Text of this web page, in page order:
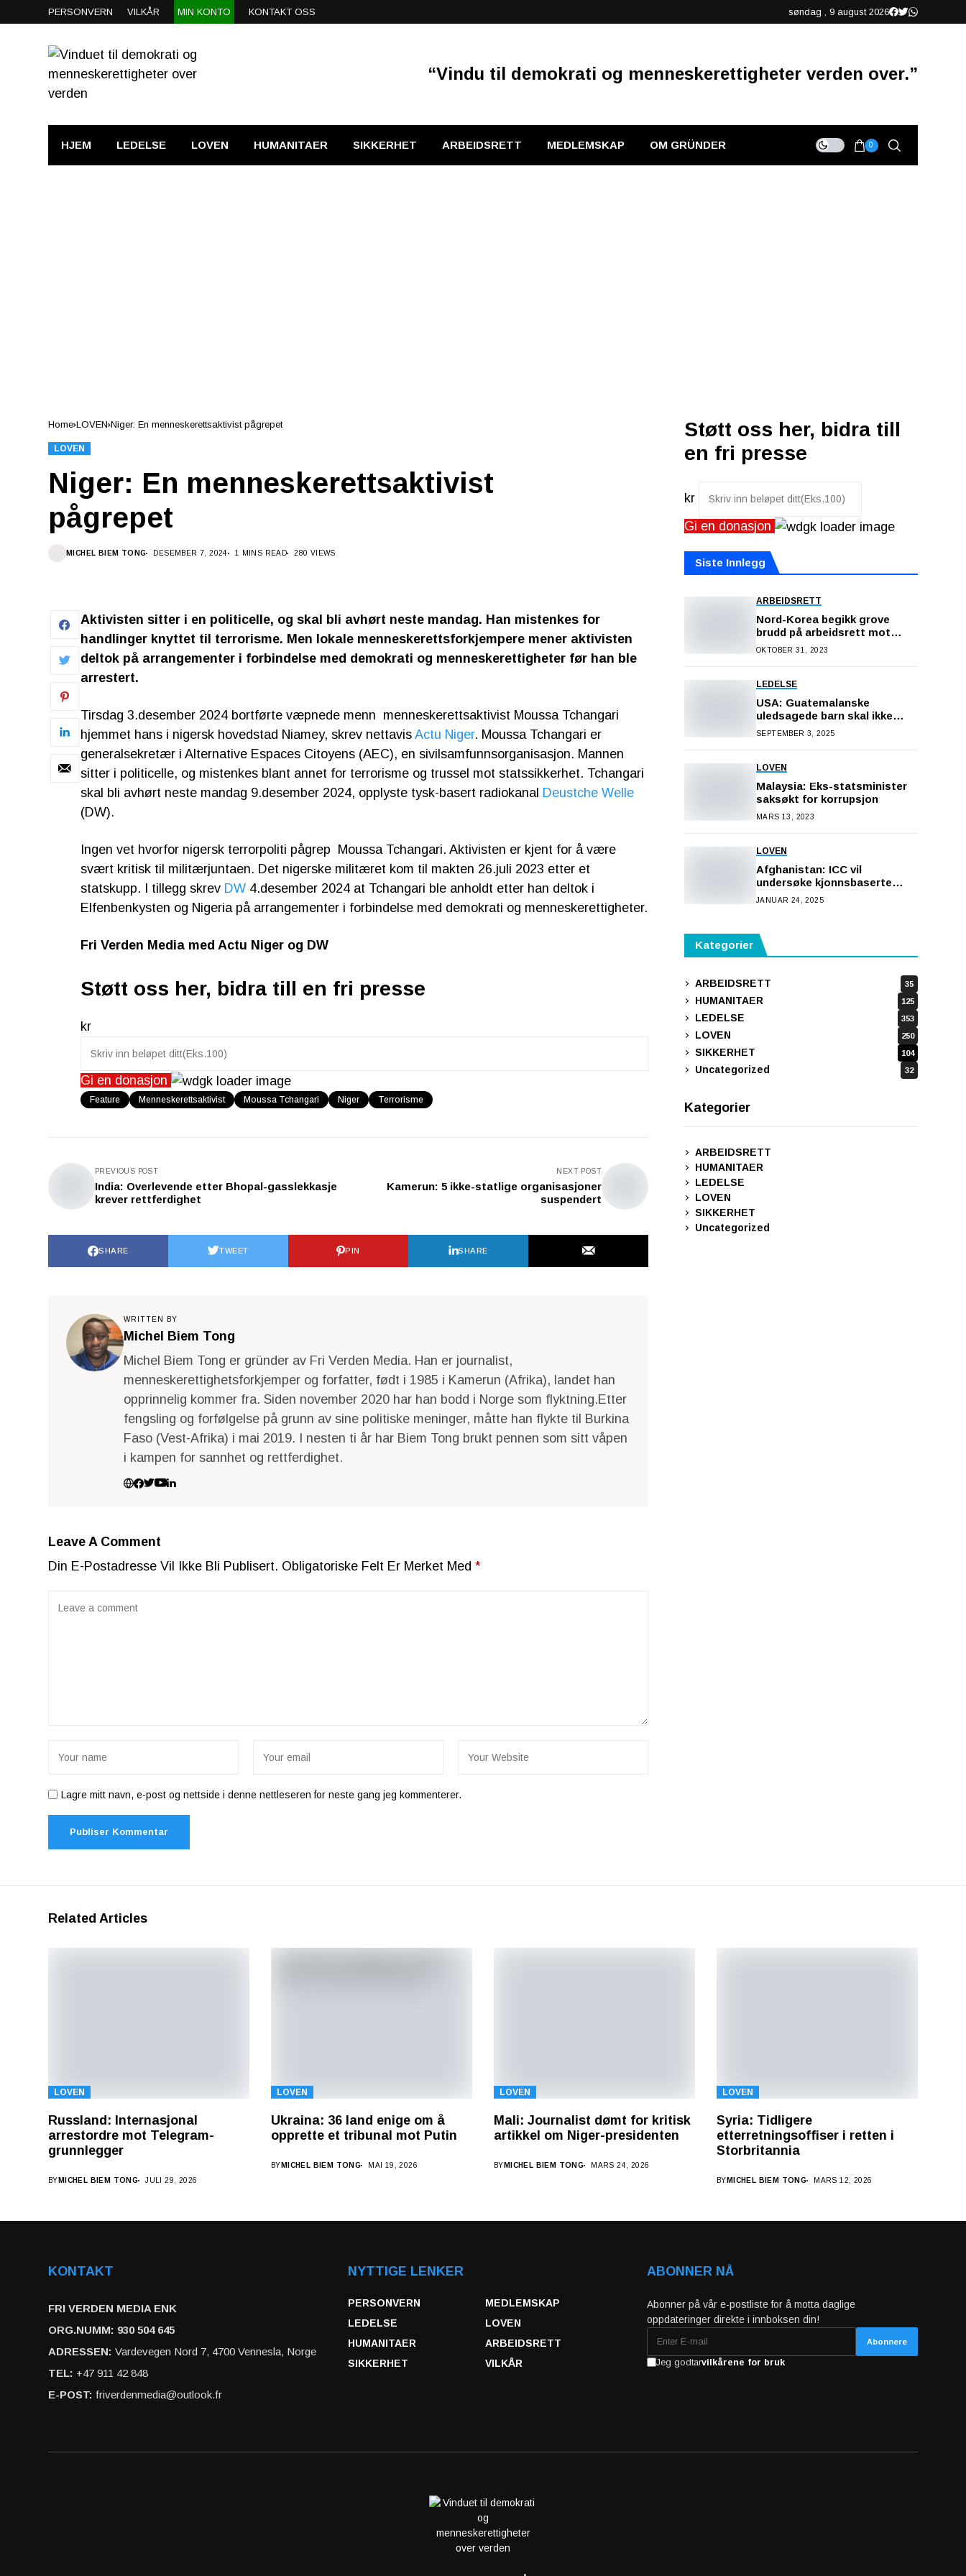
PERSONVERN VILKÅR MIN KONTO KONTAKT OSS søndag , 9 august 2026
“Vindu til demokrati og menneskerettigheter verden over.”
HJEM LEDELSE LOVEN HUMANITAER SIKKERHET ARBEIDSRETT MEDLEMSKAP OM GRÜNDER 0
Home LOVEN Niger: En menneskerettsaktivist pågrepet
LOVEN
Niger: En menneskerettsaktivist
pågrepet
MICHEL BIEM TONG DESEMBER 7, 2024 1 MINS READ 280 VIEWS
Aktivisten sitter i en politicelle, og skal bli avhørt neste mandag. Han mistenkes for
handlinger knyttet til terrorisme. Men lokale menneskerettsforkjempere mener aktivisten
deltok på arrangementer i forbindelse med demokrati og menneskerettigheter før han ble
arrestert.
Tirsdag 3.desember 2024 bortførte væpnede menn menneskerettsaktivist Moussa Tchangari
hjemmet hans i nigersk hovedstad Niamey, skrev nettavis Actu Niger. Moussa Tchangari er
generalsekretær i Alternative Espaces Citoyens (AEC), en sivilsamfunnsorganisasjon. Mannen
sitter i politicelle, og mistenkes blant annet for terrorisme og trussel mot statssikkerhet. Tchangari
skal bli avhørt neste mandag 9.desember 2024, opplyste tysk-basert radiokanal Deustche Welle
(DW).
Ingen vet hvorfor nigersk terrorpoliti pågrep Moussa Tchangari. Aktivisten er kjent for å være
svært kritisk til militærjuntaen. Det nigerske militæret kom til makten 26.juli 2023 etter et
statskupp. I tillegg skrev DW 4.desember 2024 at Tchangari ble anholdt etter han deltok i
Elfenbenkysten og Nigeria på arrangementer i forbindelse med demokrati og menneskerettigheter.
Fri Verden Media med Actu Niger og DW
Støtt oss her, bidra till en fri presse
kr
Gi en donasjon
Feature Menneskerettsaktivist Moussa Tchangari Niger Terrorisme
PREVIOUS POST
India: Overlevende etter Bhopal-gasslekkasje
krever rettferdighet
NEXT POST
Kamerun: 5 ikke-statlige organisasjoner
suspendert
SHARE TWEET PIN SHARE
WRITTEN BY
Michel Biem Tong
Michel Biem Tong er gründer av Fri Verden Media. Han er journalist,
menneskerettighetsforkjemper og forfatter, født i 1985 i Kamerun (Afrika), landet han
opprinnelig kommer fra. Siden november 2020 har han bodd i Norge som flyktning.Etter
fengsling og forfølgelse på grunn av sine politiske meninger, måtte han flykte til Burkina
Faso (Vest-Afrika) i mai 2019. I nesten ti år har Biem Tong brukt pennen som sitt våpen
i kampen for sannhet og rettferdighet.
Leave A Comment
Din E-Postadresse Vil Ikke Bli Publisert. Obligatoriske Felt Er Merket Med *
Lagre mitt navn, e-post og nettside i denne nettleseren for neste gang jeg kommenterer.
Støtt oss her, bidra till
en fri presse
kr
Gi en donasjon
Siste Innlegg
ARBEIDSRETT
Nord-Korea begikk grove
brudd på arbeidsrett mot
japanere
OKTOBER 31, 2023
LEDELSE
USA: Guatemalanske
uledsagede barn skal ikke
utleveres
SEPTEMBER 3, 2025
LOVEN
Malaysia: Eks-statsminister
saksøkt for korrupsjon
MARS 13, 2023
LOVEN
Afghanistan: ICC vil
undersøke kjonnsbaserte
forfølgelser
JANUAR 24, 2025
Kategorier
ARBEIDSRETT 35
HUMANITAER 125
LEDELSE 353
LOVEN 250
SIKKERHET 104
Uncategorized 32
Kategorier
ARBEIDSRETT
HUMANITAER
LEDELSE
LOVEN
SIKKERHET
Uncategorized
Related Articles
LOVEN
Russland: Internasjonal
arrestordre mot Telegram-
grunnlegger
BY MICHEL BIEM TONG JULI 29, 2026
LOVEN
Ukraina: 36 land enige om å
opprette et tribunal mot Putin
BY MICHEL BIEM TONG MAI 19, 2026
LOVEN
Mali: Journalist dømt for kritisk
artikkel om Niger-presidenten
BY MICHEL BIEM TONG MARS 24, 2026
LOVEN
Syria: Tidligere
etterretningsoffiser i retten i
Storbritannia
BY MICHEL BIEM TONG MARS 12, 2026
KONTAKT
FRI VERDEN MEDIA ENK
ORG.NUMM: 930 504 645
ADRESSEN: Vardevegen Nord 7, 4700 Vennesla, Norge
TEL: +47 911 42 848
E-POST: friverdenmedia@outlook.fr
NYTTIGE LENKER
PERSONVERN
MEDLEMSKAP
LEDELSE
LOVEN
HUMANITAER
ARBEIDSRETT
SIKKERHET
VILKÅR
ABONNER NÅ
Abonner på vår e-postliste for å motta daglige
oppdateringer direkte i innboksen din!
Jeg godtarvilkårene for bruk